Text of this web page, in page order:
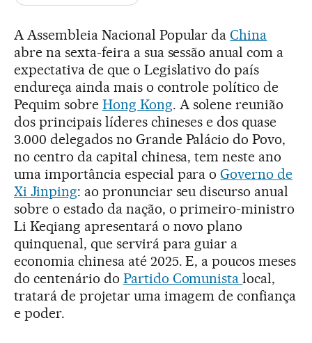
A Assembleia Nacional Popular daChina
abre na sexta-feira a sua sessão anual com a
expectativa de que o Legislativo do país
endureça ainda mais o controle político de
Pequim sobre Hong Kong. A solene reunião
dos principais líderes chineses e dos quase
3.000 delegados no Grande Palácio do Povo,
no centro da capital chinesa, tem neste ano
uma importância especial para oGoverno de
Xi Jinping: ao pronunciar seu discurso anual
sobre o estado da nação, o primeiro-ministro
Li Keqiang apresentará o novo plano
quinquenal, que servirá para guiar a
economia chinesa até 2025. E, a poucos meses
do centenário do Partido Comunistalocal,
tratará de projetar uma imagem de confiança
e poder.